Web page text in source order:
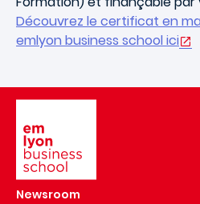
Découvrez le certificat en
emlyon business school ici
Newsroom